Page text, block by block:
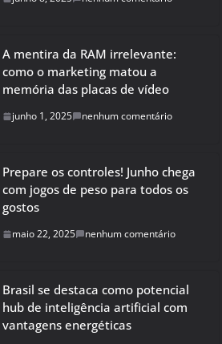
A mentira da RAM irrelevante:
como o marketing matou a
memória das placas de vídeo
junho 1, 2025 nenhum comentário
Prepare os controles! Junho chega
com jogos de peso para todos os
gostos
maio 22, 2025 nenhum comentário
Brasil se destaca como potencial
hub de inteligência artificial com
vantagens energéticas